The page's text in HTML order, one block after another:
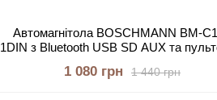
Автомагнітола BOSCHMANN BM-
1DIN з Bluetooth USB SD AUX та
1 440 грн
1 080 грн